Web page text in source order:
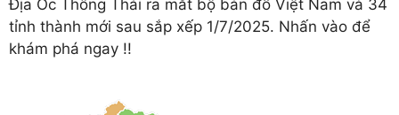
Địa Ốc Thông Thái ra mắt bộ bản đồ Việt Nam và 34
tỉnh thành mới sau sắp xếp 1/7/2025. Nhấn vào để
khám phá ngay !!